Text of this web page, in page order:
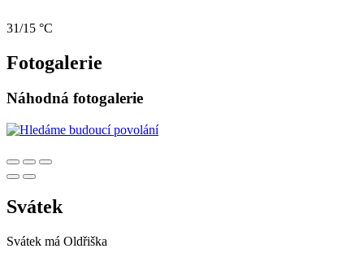
31/15 °C
Fotogalerie
Náhodná fotogalerie
Svátek
Svátek má Oldřiška